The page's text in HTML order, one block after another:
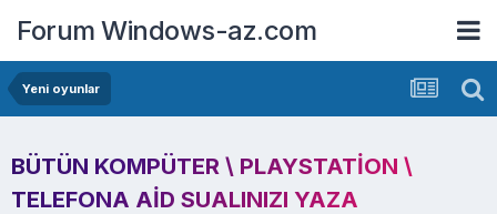
Forum Windows-az.com
Yeni oyunlar
BÜTÜN KOMPÜTER \ PLAYSTATION \
TELEFONA AID SUALINIZI YAZA